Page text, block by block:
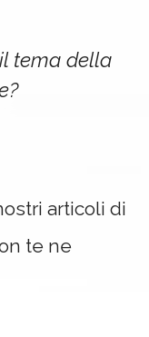
tema della
articoli di
te ne